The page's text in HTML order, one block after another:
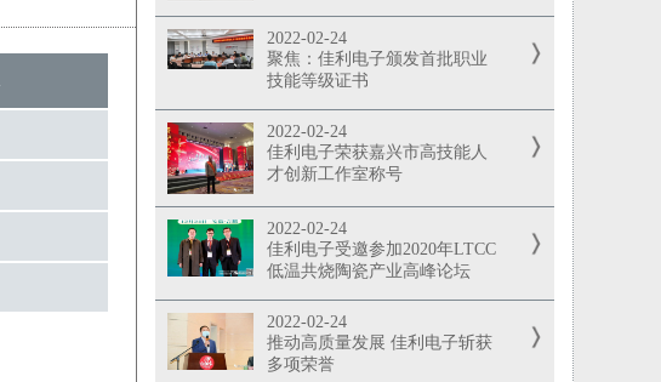
2022-02-24
聚焦：佳利电子颁发首批职业
技能等级证书
2022-02-24
佳利电子荣获嘉兴市高技能人
才创新工作室称号
2022-02-24
佳利电子受邀参加2020年LTCC
低温共烧陶瓷产业高峰论坛
2022-02-24
推动高质量发展 佳利电子斩获
多项荣誉